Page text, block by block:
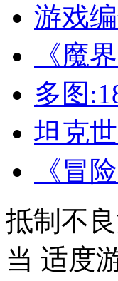
游戏
《魔
多图
坦克
《冒
抵制不
当 适度